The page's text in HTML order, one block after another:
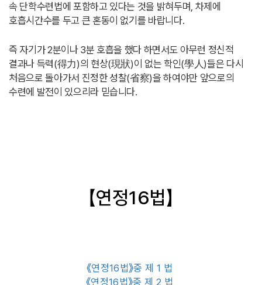
속 단학수련법에 포함하고 있다는 것을 밝혀두며, 차제에
호흡시간수를 두고 큰 혼동이 없기를 바랍니다.
즉 자기가 2분이나 3분 호흡을 했다 하면서도 아무런 정신적
결과나 득력(得力)의 현상(現狀)이 없는 학인(學人)들은 다시
처음으로 돌아가서 진정한 성찰(省察)을 하여야만 앞으로의
수련에 발전이 있으리라 믿습니다.
【연정16법】
《연정16법》중 제 1 법
《연정16법》중 제 2 법